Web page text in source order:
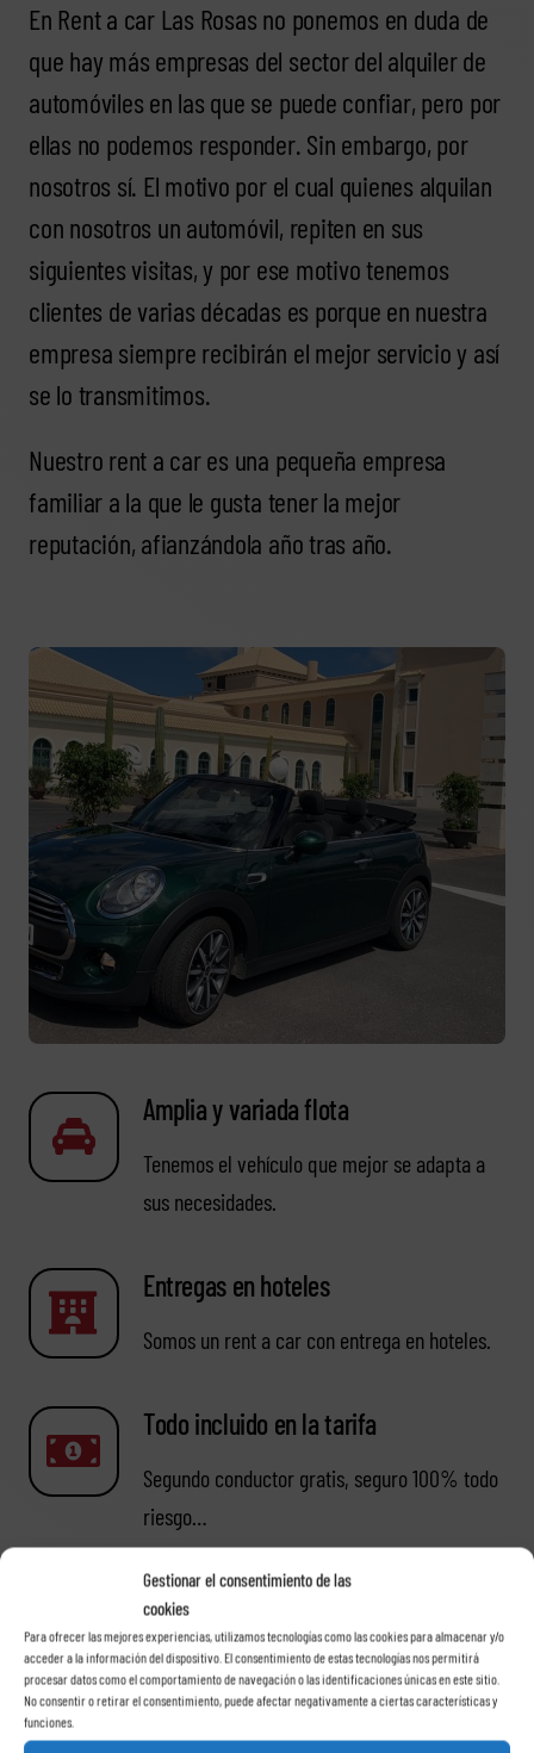
Gestionar el consentimiento de las
cookies
Para ofrecer las mejores experiencias, utilizamos tecnologías como las cookies para almacenar y/o
acceder a la información del dispositivo. El consentimiento de estas tecnologías nos permitirá
procesar datos como el comportamiento de navegación o las identificaciones únicas en este sitio.
No consentir o retirar el consentimiento, puede afectar negativamente a ciertas características y
funciones.
En Rent a car Las Rosas no ponemos en duda de
que hay más empresas del sector del alquiler de
automóviles en las que se puede confiar, pero por
ellas no podemos responder. Sin embargo, por
nosotros sí. El motivo por el cual quienes alquilan
con nosotros un automóvil, repiten en sus
siguientes visitas, y por ese motivo tenemos
clientes de varias décadas es porque en nuestra
empresa siempre recibirán el mejor servicio y así
se lo transmitimos.
Nuestro rent a car es una pequeña empresa
familiar a la que le gusta tener la mejor
reputación, afianzándola año tras año.
Amplia y variada flota
Tenemos el vehículo que mejor se adapta a
sus necesidades.
Entregas en hoteles
Somos un rent a car con entrega en hoteles.
Todo incluido en la tarifa
Segundo conductor gratis, seguro 100% todo
riesgo…
Tenerife oeste
Puerto Santiago, Guía de Isora, Santiago del